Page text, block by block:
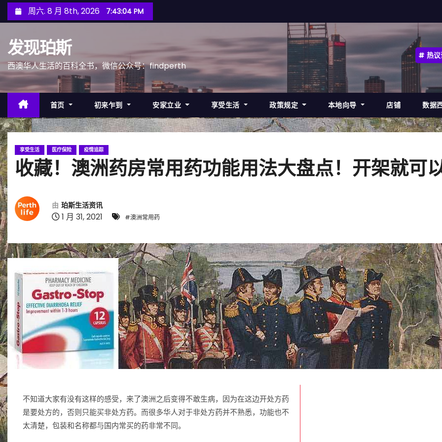
至
周六. 8 月 8th, 2026 7:43:06 PM
发现珀斯
西澳华人生活的百科全书，微信公众号：findperth
热
首页 初来乍到 安家立业 享受生活 政策规定 本地向导 店铺 数据
享受生活 医疗保险 疫情追踪
收藏！澳洲药房常用药功能用法大盘点！开架就可
由 珀斯生活资讯
1 月 31, 2021 #澳洲常用药
不知道大家有没有这样的感受，来了澳洲之后变得不敢生病，因为在这边开处方药
是要处方的，否则只能买非处方药。而很多华人对于非处方药并不熟悉，功能也不
太清楚，包装和名称都与国内常买的药非常不同。